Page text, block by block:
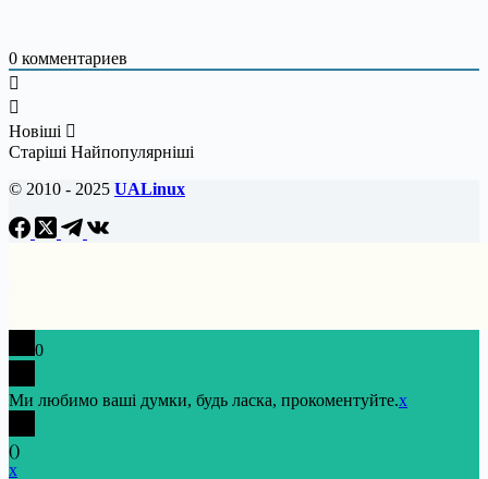
0 комментариев
Новіші
Старіші Найпопулярніші
© 2010 - 2025 UALinux
0
Ми любимо ваші думки, будь ласка, прокоментуйте.x
()
x